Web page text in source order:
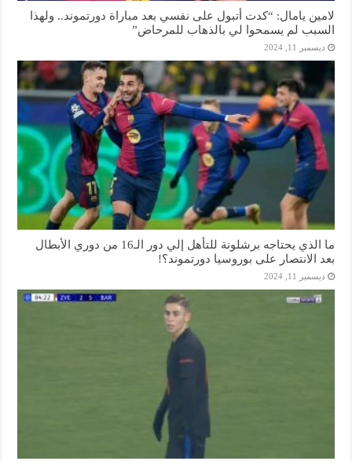
لامين يامال: “كدت أتبول على نفسي بعد مباراة دورتموند.. ولهذا
السبب لم يسمحوا لي بالذهاب للمرحاض”
ديسمبر 11, 2024
ما الذي يحتاجه برشلونة للتأهل إلي دور الـ16 من دوري الأبطال
بعد الانتصار على بوروسيا دورتموند؟!
ديسمبر 11, 2024